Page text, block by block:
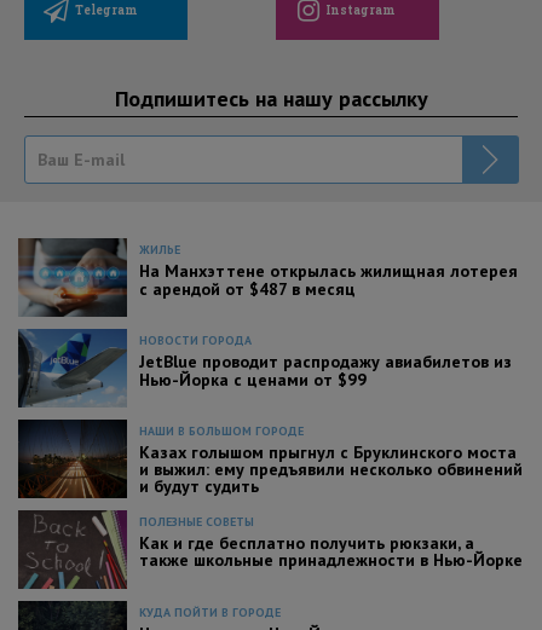
Telegram Instagram
Подпишитесь на нашу рассылку
ЖИЛЬЕ
На Манхэттене открылась жилищная лотерея
с арендой от $487 в месяц
НОВОСТИ ГОРОДА
JetBlue проводит распродажу авиабилетов из
Нью-Йорка с ценами от $99
ПОЛЕЗНЫЕ СОВЕТЫ
Как и где бесплатно получить рюкзаки, а
также школьные принадлежности в Нью-Йорке
НАШИ В БОЛЬШОМ ГОРОДЕ
Казах голышом прыгнул с Бруклинского моста
и выжил: ему предъявили несколько обвинений
и будут судить
КУДА ПОЙТИ В ГОРОДЕ